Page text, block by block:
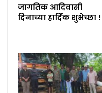
जागतिक आदिवासी
दिनाच्या हार्दिक शुभेच्छा !